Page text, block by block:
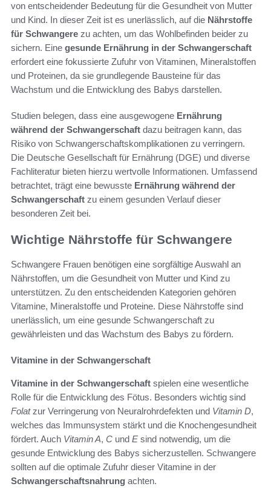
von entscheidender Bedeutung für die Gesundheit von Mutter
und Kind. In dieser Zeit ist es unerlässlich, auf die Nährstoffe
für Schwangere zu achten, um das Wohlbefinden beider zu
sichern. Eine gesunde Ernährung in der Schwangerschaft
erfordert eine fokussierte Zufuhr von Vitaminen, Mineralstoffen
und Proteinen, da sie grundlegende Bausteine für das
Wachstum und die Entwicklung des Babys darstellen.
Studien belegen, dass eine ausgewogene Ernährung
während der Schwangerschaft dazu beitragen kann, das
Risiko von Schwangerschaftskomplikationen zu verringern.
Die Deutsche Gesellschaft für Ernährung (DGE) und diverse
Fachliteratur bieten hierzu wertvolle Informationen. Umfassend
betrachtet, trägt eine bewusste Ernährung während der
Schwangerschaft zu einem gesunden Verlauf dieser
besonderen Zeit bei.
Wichtige Nährstoffe für Schwangere
Schwangere Frauen benötigen eine sorgfältige Auswahl an
Nährstoffen, um die Gesundheit von Mutter und Kind zu
unterstützen. Zu den entscheidenden Kategorien gehören
Vitamine, Mineralstoffe und Proteine. Diese Nährstoffe sind
unerlässlich, um eine gesunde Schwangerschaft zu
gewährleisten und das Wachstum des Babys zu fördern.
Vitamine in der Schwangerschaft
Vitamine in der Schwangerschaft spielen eine wesentliche
Rolle für die Entwicklung des Fötus. Besonders wichtig sind
Folatzur Verringerung von Neuralrohrdefekten und Vitamin D,
welches das Immunsystem stärkt und die Knochengesundheit
fördert. Auch Vitamin A, C und E sind notwendig, um die
gesunde Entwicklung des Babys sicherzustellen. Schwangere
sollten auf die optimale Zufuhr dieser Vitamine in der
Schwangerschaftsnahrung achten.